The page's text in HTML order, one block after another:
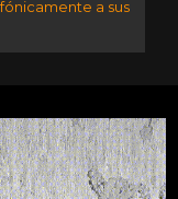
a sus